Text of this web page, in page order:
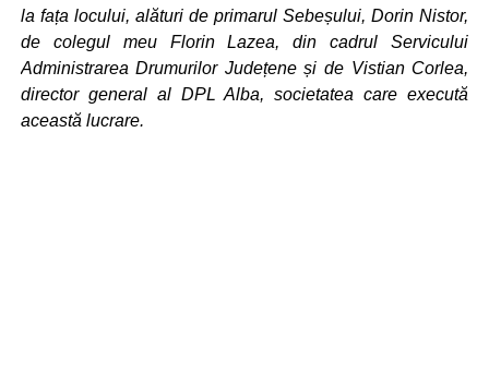
la fața locului, alături de primarul Sebeșului, Dorin Nistor,
de colegul meu Florin Lazea, din cadrul Servicului
Administrarea Drumurilor Județene și de Vistian Corlea,
director general al DPL Alba, societatea care execută
această lucrare.